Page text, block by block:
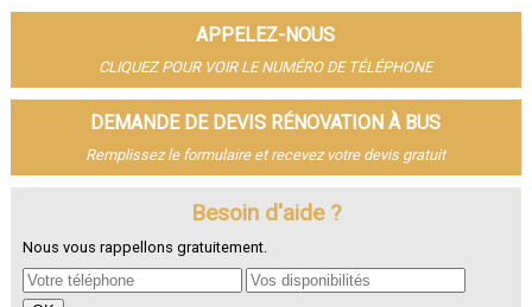
- Entreprise de rénovation à Béthune
- Entreprise de rénovation à Hénin-Beaumont
- Entreprise de rénovation à Bruay-la-Buissière
- Entreprise de rénovation à Avion
- Entreprise de rénovation à Carvin
- Entreprise de rénovation à Berck
- Entreprise de rénovation à Saint-Omer
- Entreprise de rénovation à Harnes
- Entreprise de rénovation à Nœux-les-Mines
- Entreprise de rénovation à Bully-les-Mines
APPELEZ-NOUS
CLIQUEZ POUR VOIR LE NUMÉRO DE TÉLÉPHONE
DEMANDE DE DEVIS RÉNOVATION À BUS
Remplissez le formulaire et recevez votre devis gratuit
Besoin d'aide ?
Nous vous rappellons gratuitement.